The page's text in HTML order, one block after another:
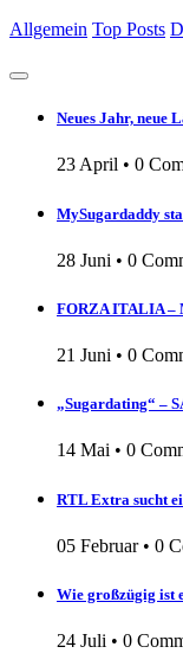
Allgemein Top Posts
Neues Jahr, neue
23 April • 0
MySugardaddy
28 Juni • 0
FORZA ITALIA –
21 Juni • 0
„Sugardating“ –
14 Mai • 0
RTL Extra sucht
05 Februar• 0
Wie großzügig ist
24 Juli • 0